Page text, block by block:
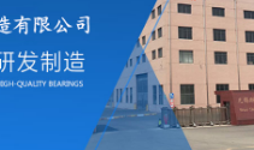
產(chǎn)品中心
技術(shù)支持
技術(shù)支持